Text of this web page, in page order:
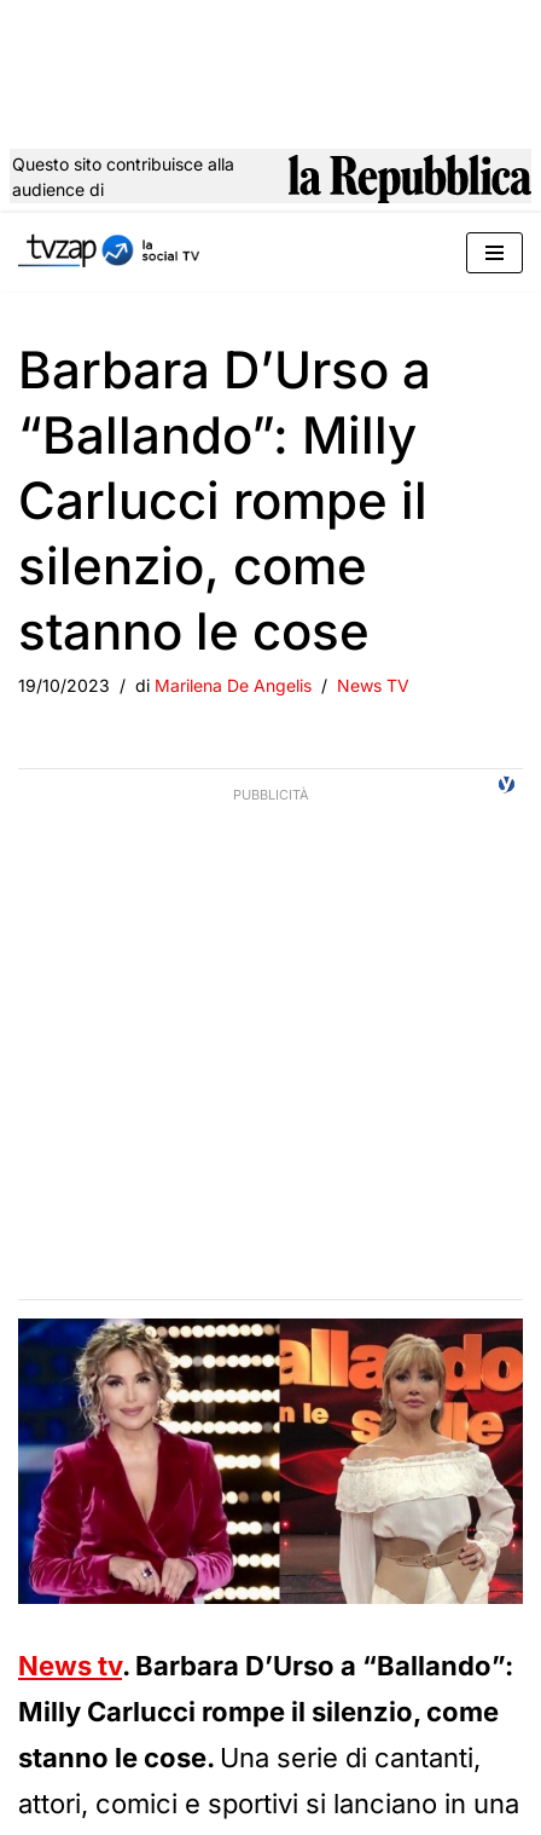
al
Questo sito contribuisce alla
audience di
Barbara D’Urso a
“Ballando”: Milly
Carlucci rompe il
silenzio, come
stanno le cose
19/10/2023 di Marilena De Angelis News TV
News tv. Barbara D’Urso a “Ballando”:
Milly Carlucci rompe il silenzio, come
stanno le cose. Una serie di cantanti,
attori, comici e sportivi si lanciano in una